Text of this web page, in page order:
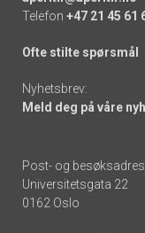
Telefon +47 21 45 61
Ofte stilte spørsmål
Nyhetsbrev:
Meld deg på våre
Post- og
Universitetsgata 22
0162 Oslo